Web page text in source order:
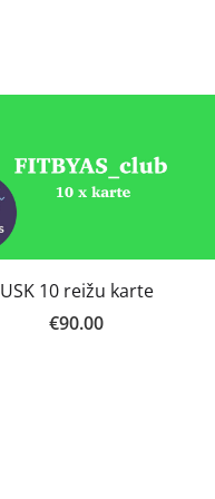
USK 10 reižu karte
€90.00